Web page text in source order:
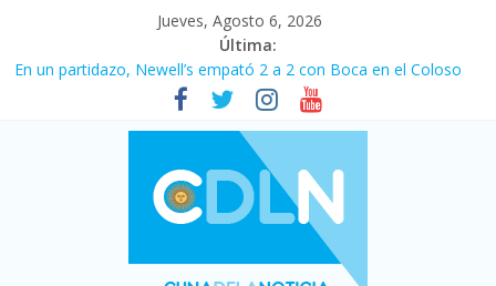
Jueves, Agosto 6, 2026
Última:
En un partidazo, Newell’s empató 2 a 2 con Boca en el Coloso
Vacaciones de invierno con más movimiento y consumo
turístico: 4,6 millones de personas viajaron por el país, un 5,9%
Fuerte caída de la venta de autos usados en julio: bajó un 12,6%
Central venció 1 a 0 al River de Coudet en el Monumental
Pullaro mejora sus relaciones con el Gobierno nacional